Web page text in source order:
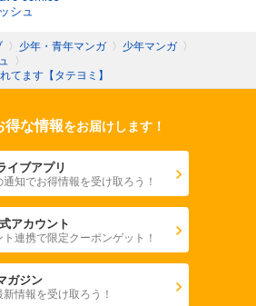
シュ
〉 少年・青年マンガ 〉 少年マンガ 〉
〉
てます【タテヨミ】
得な情報をお届けします！
イブアプリ
通知でお得情報を受け取ろう！
アカウント
ト連携で限定クーポンゲット！
ガジン
情報を受け取ろう！